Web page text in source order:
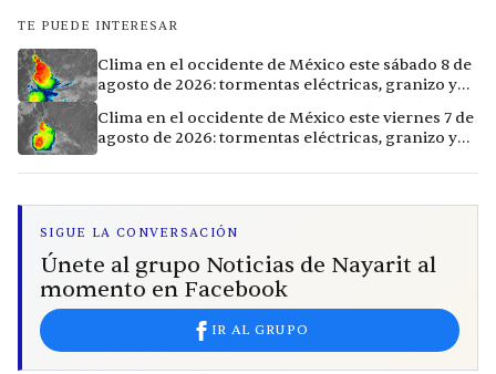
TE PUEDE INTERESAR
Clima en el occidente de México este sábado 8 de
agosto de 2026: tormentas eléctricas, granizo y
Clima en el occidente de México este viernes 7 de
agosto de 2026: tormentas eléctricas, granizo y
SIGUE LA CONVERSACIÓN
Únete al grupo Noticias de Nayarit al
momento en Facebook
IR AL GRUPO